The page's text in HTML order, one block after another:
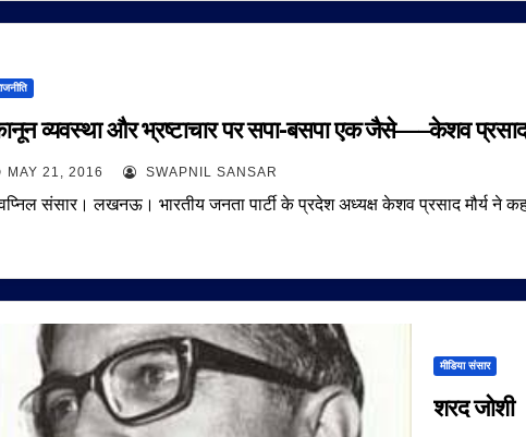
व्यवस्था और भ्रष्टाचार पर सपा-बसपा एक जैसे—–केशव प्रसाद
MAY 21, 2016 SWAPNIL SANSAR
संसार। लखनऊ। भारतीय जनता पार्टी के प्रदेश अध्यक्ष केशव प्रसाद मौर्य ने
मीडिया संसार
शरद जोशी